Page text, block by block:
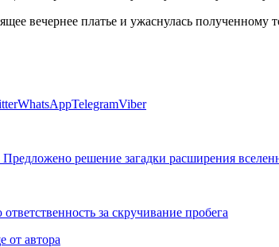
WhatsAppTelegramViber
решение загадки расширения
за скручивание пробега
от автора